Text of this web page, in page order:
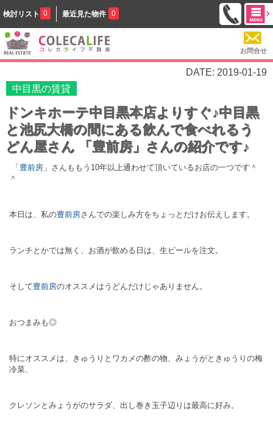
検討リスト 0 最近見た物件 0
お問合せ
DATE: 2019-01-19
中目黒の賃貸
ドンキホーテ中目黒本店よりすぐ♪中目黒
と池尻大橋の間にある飲んで食べれるう
どん屋さん 「豊前房」さんの紹介です♪
「 豊前房 」さんももう10年以上通わせて頂いているお店の一つです＾
＾
本日は、私の豊前房さんでの楽しみ方をちょっとだけお伝えします。
ランチとかでは無く、お酒が飲める日は、生ビールを注文。
そして豊前房のオススメはうどんだけじゃありません。
おつまみも◎
特にオススメは、きゅうりとワカメの酢の物、みょうがときゅうりの梅
冷菜、
クレソンとみょうがのサラダ、出し巻き玉子辺りは最高に好み。